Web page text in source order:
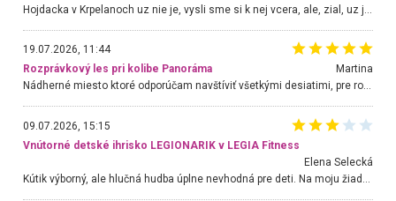
19.07.2026, 11:44
Rozprávkový les pri kolibe Panoráma
Martina
Nádherné miesto ktoré odporúčam navštíviť všetkými desiatimi, pre rodiny s deťmi, dôchodcom... Proste a jednoducho ozaj rozprávkový les.. určite ešte prídeme. Odniesli sme si na pamiatku krásne tričká,
09.07.2026, 15:15
Vnútorné detské ihrisko LEGIONARIK v LEGIA Fitness
Elena Selecká
Kútik výborný, ale hlučná hudba úplne nevhodná pre deti. Na moju žiadosť o aspoň sušenie nereagovali.